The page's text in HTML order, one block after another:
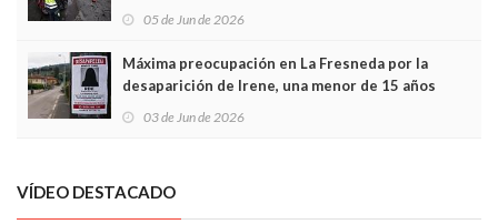
05 de Jun de 2026
Máxima preocupación en La Fresneda por la
desaparición de Irene, una menor de 15 años
03 de Jun de 2026
VÍDEO DESTACADO